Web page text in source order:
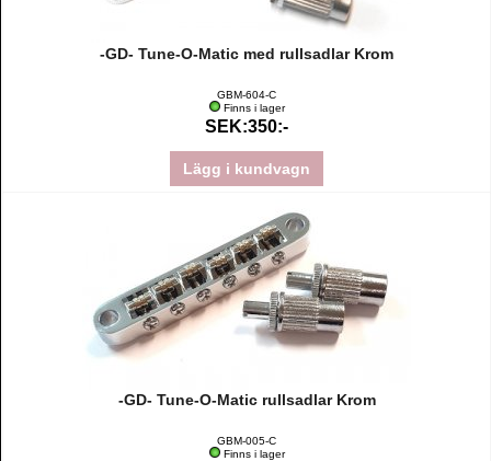
-GD- Tune-O-Matic med rullsadlar Krom
GBM-604-C
Finns i lager
SEK:350:-
Lägg i kundvagn
-GD- Tune-O-Matic rullsadlar Krom
GBM-005-C
Finns i lager